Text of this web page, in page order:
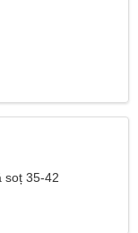
soț 35-42